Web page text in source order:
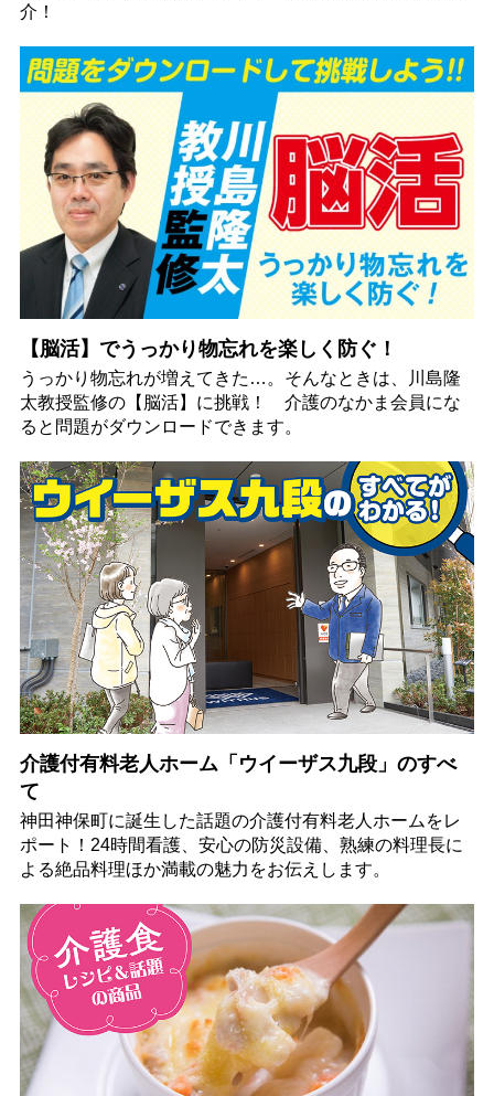
介！
【脳活】でうっかり物忘れを楽しく防ぐ！
うっかり物忘れが増えてきた…。そんなときは、川島隆
太教授監修の【脳活】に挑戦！ 介護のなかま会員にな
ると問題がダウンロードできます。
介護付有料老人ホーム「ウイーザス九段」のすべ
て
神田神保町に誕生した話題の介護付有料老人ホームをレ
ポート！24時間看護、安心の防災設備、熟練の料理長に
よる絶品料理ほか満載の魅力をお伝えします。